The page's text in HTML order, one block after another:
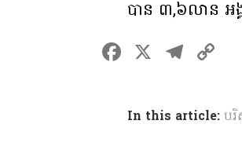
បាន ៣,៦លាន អង្
F
ce
b
X T
e
gr
p
y
In this article: បរិ